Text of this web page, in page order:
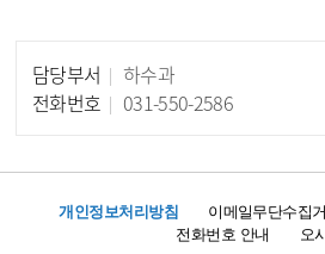
담당부서
하수과
전화번호
031-550-2586
개인정보처리방침 이메일무단수집
전화번호 안내
오